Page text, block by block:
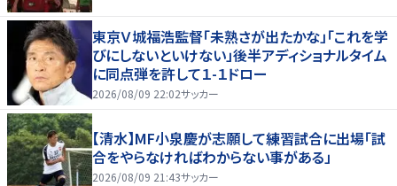
東京Ｖ城福浩監督「未熟さが出たかな」「これを学
びにしないといけない」後半アディショナルタイム
に同点弾を許して１-１ドロー
2026/08/09 22:02サッカー
【清水】MF小泉慶が志願して練習試合に出場「試
合をやらなければわからない事がある」
2026/08/09 21:43サッカー